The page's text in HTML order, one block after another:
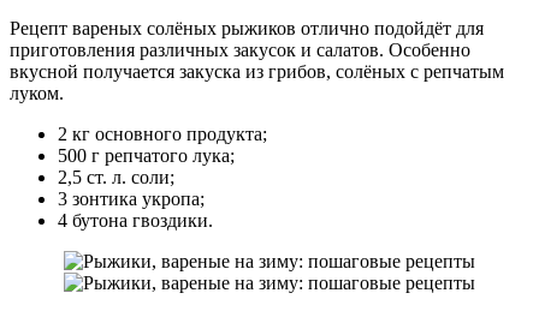
Рецепт вареных солёных рыжиков отлично подойдёт для
приготовления различных закусок и салатов. Особенно
вкусной получается закуска из грибов, солёных с репчатым
луком.
2 кг основного продукта;
500 г репчатого лука;
2,5 ст. л. соли;
3 зонтика укропа;
4 бутона гвоздики.